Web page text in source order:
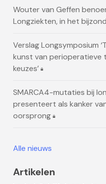
Wouter van Geffen
Longziekten, in het
Verslag Longsymposium
kunst van perioperatieve
keuzes’
SMARCA4-mutaties bij
presenteert als kanker
oorsprong
Alle nieuws
Artikelen